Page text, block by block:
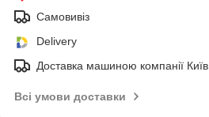
Самовивіз
Delivery
Доставка машиною компанії Київ
Всі умови доставки